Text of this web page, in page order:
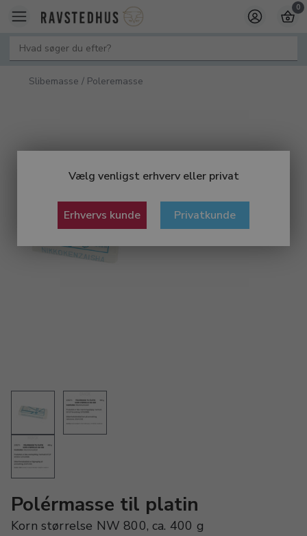
Vælg venligst erhverv eller privat
Erhvervs kunde Privatkunde
0
Slibemasse / Poleremasse
Polérmasse til platin
Korn størrelse NW 800, ca. 400 g